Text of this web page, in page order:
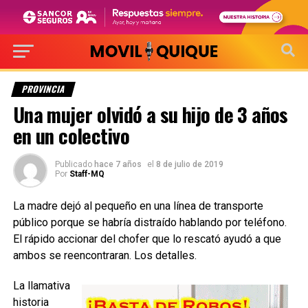
PROVINCIA
Una mujer olvidó a su hijo de 3 años
en un colectivo
Publicado hace 7 años el 8 de julio de 2019
Por Staff-MQ
La madre dejó al pequeño en una línea de transporte
público porque se habría distraído hablando por teléfono.
El rápido accionar del chofer que lo rescató ayudó a que
ambos se reencontraran. Los detalles.
La llamativa
historia